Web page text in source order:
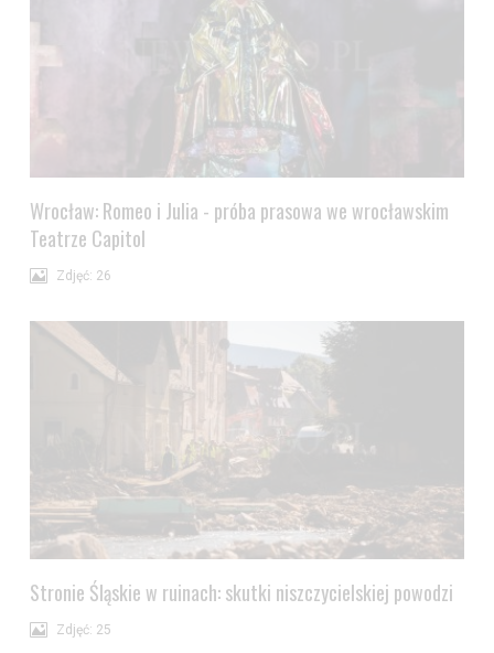
Wrocław: Romeo i Julia - próba prasowa we wrocławskim
Teatrze Capitol
Zdjęć: 26
Stronie Śląskie w ruinach: skutki niszczycielskiej powodzi
Zdjęć: 25